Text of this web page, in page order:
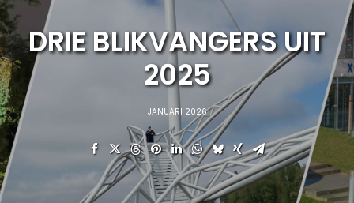
DRIE BLIKVANGERS UIT
2025
JANUARI 2026